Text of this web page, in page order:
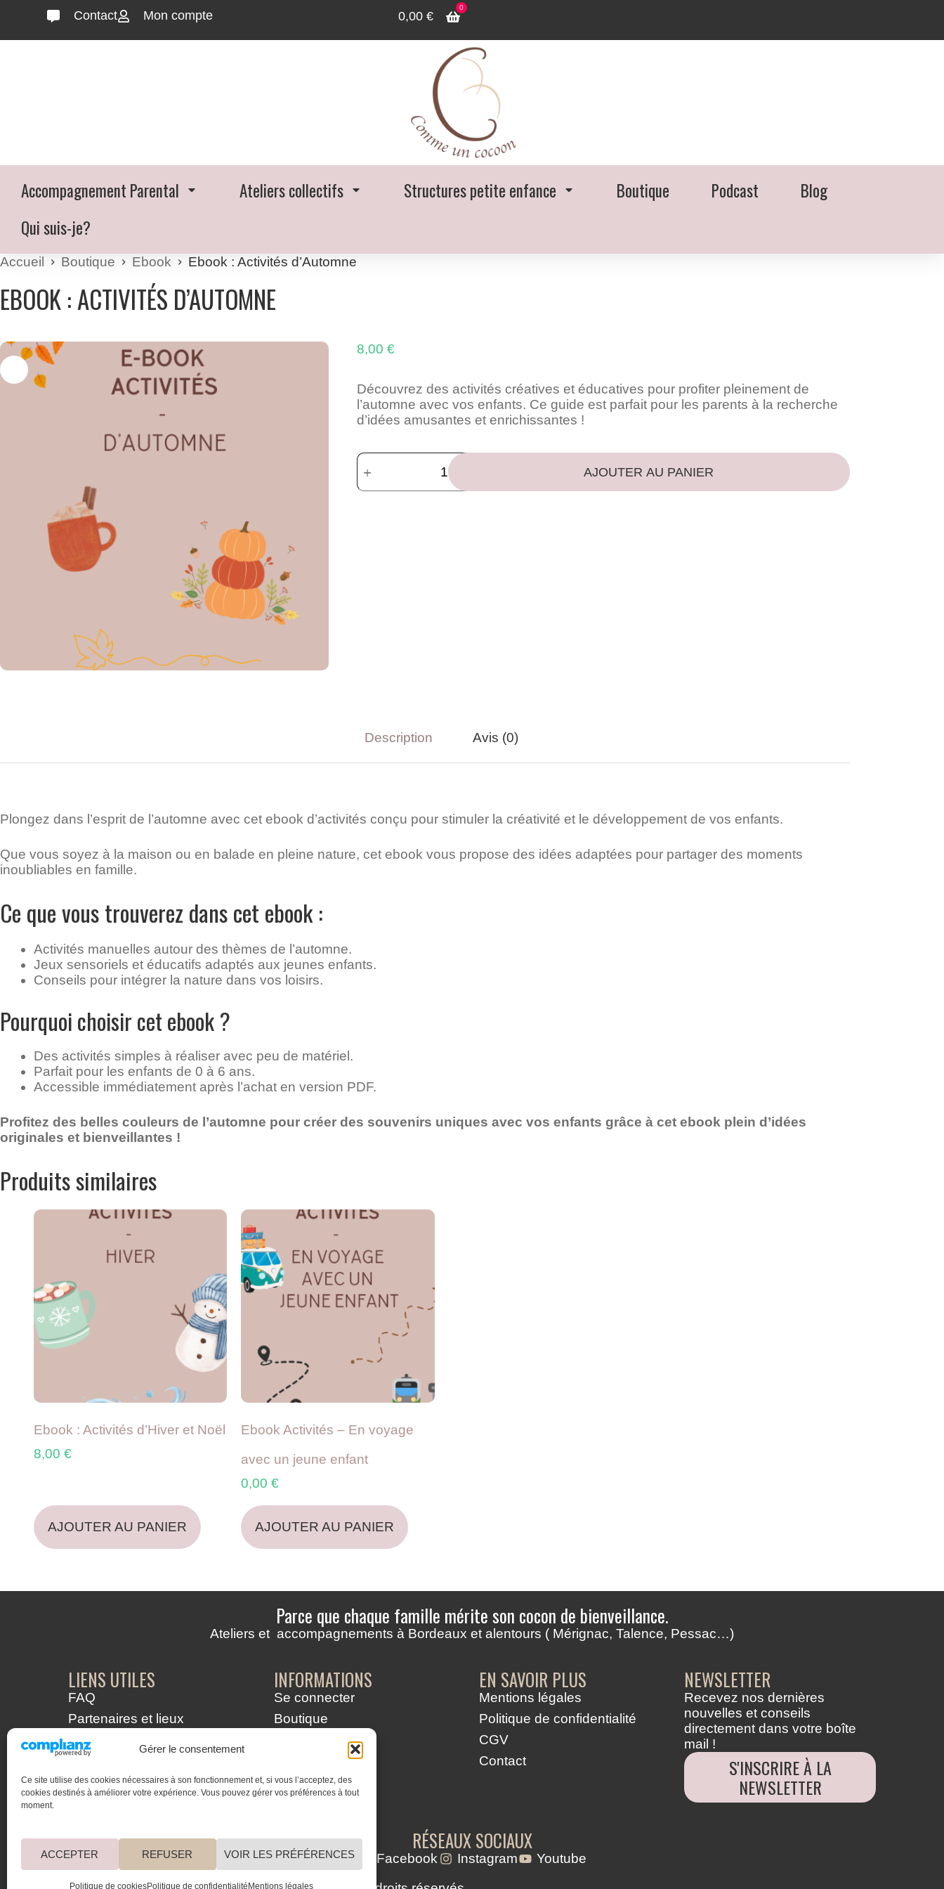
Gérer le consentement
Ce site utilise des cookies nécessaires à son fonctionnement et, si vous l’acceptez, des
cookies destinés à améliorer votre expérience. Vous pouvez gérer vos préférences à tout
moment.
ACCEPTER REFUSER VOIR LES PRÉFÉRENCES
Politique de cookiesPolitique de confidentialité Mentions légales
Contact Mon compte 0,00€
0
Accompagnement Parental Ateliers collectifs Structures petite enfance Boutique Podcast
Blog
Qui suis-je?
Accueil Boutique Ebook Ebook : Activités d’Automne
EBOOK : ACTIVITÉS D’AUTOMNE
8,00 €
Découvrez des activités créatives et éducatives pour profiter pleinement de
l’automne avec vos enfants. Ce guide est parfait pour les parents à la recherche
d’idées amusantes et enrichissantes !
AJOUTER AU PANIER
Description Avis (0)
Plongez dans l’esprit de l’automne avec cet ebook d’activités conçu pour stimuler la créativité et le développement de vos enfants.
Que vous soyez à la maison ou en balade en pleine nature, cet ebook vous propose des idées adaptées pour partager des moments
inoubliables en famille.
Ce que vous trouverez dans cet ebook :
Activités manuelles autour des thèmes de l’automne.
Jeux sensoriels et éducatifs adaptés aux jeunes enfants.
Conseils pour intégrer la nature dans vos loisirs.
Pourquoi choisir cet ebook ?
Des activités simples à réaliser avec peu de matériel.
Parfait pour les enfants de 0 à 6 ans.
Accessible immédiatement après l’achat en version PDF.
Profitez des belles couleurs de l’automne pour créer des souvenirs uniques avec vos enfants grâce à cet ebook plein d’idées
originales et bienveillantes !
Produits similaires
Ebook : Activités d’Hiver et Noël
8,00 €
AJOUTER AU PANIER
Ebook Activités – En voyage
avec un jeune enfant
0,00€
AJOUTER AU PANIER
Parce que chaque famille mérite son cocon de bienveillance.
Ateliers et accompagnements à Bordeaux et alentours ( Mérignac, Talence, Pessac…)
LIENS UTILES
FAQ
Partenaires et lieux
Rendez-vous à domicile
INFORMATIONS
Se connecter
Boutique
EN SAVOIR PLUS
Mentions légales
Politique de confidentialité
CGV
Contact
NEWSLETTER
Recevez nos dernières
nouvelles et conseils
directement dans votre boîte
mail !
S'INSCRIRE À LA
NEWSLETTER
RÉSEAUX SOCIAUX
Facebook Instagram
Youtube